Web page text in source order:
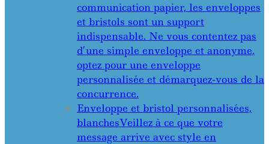
communication papier, les enveloppes
et bristols sont un support
indispensable. Ne vous contentez pas
d’une simple enveloppe et anonyme,
optez pour une enveloppe
personnalisée et démarquez-vous de la
concurrence.
Enveloppe et bristol personnalisées,
blanchesVeillez à ce que votre
message arrive avec style en